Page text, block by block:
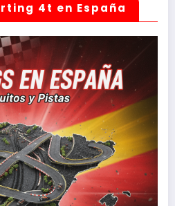
4t en España